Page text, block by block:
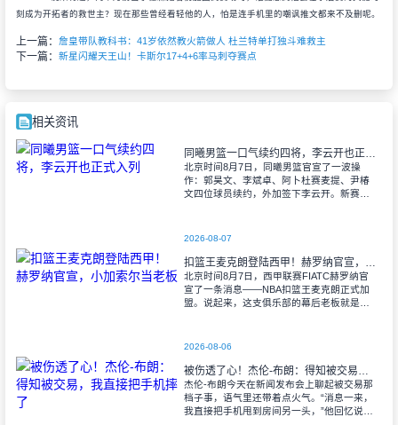
刻成为开拓者的救世主？现在那些曾经看轻他的人，怕是连手机里的嘲讽推文都来不及删呢。
上一篇： 詹皇带队教科书：41岁依然教火箭做人 杜兰特单打独斗难救主
下一篇： 新星闪耀天王山！卡斯尔17+4+6率马刺夺赛点
相关资讯
同曦男篮一口气续约四将，李云开也正式入列
北京时间8月7日，同曦男篮官宣了一波操
作：郭昊文、李斌卓、阿卜杜赛麦提、尹椿
文四位球员续约，外加签下李云开。新赛
2026-08-07
北京时间8月7日，西甲联赛FIATC赫罗纳官
宣了一条消息——NBA扣篮王麦克朗正式加
盟。说起来，这支俱乐部的幕后老板就是前
2026-08-06
被伤透了心！杰伦-布朗：得知被交易，我直接把手机摔了
杰伦-布朗今天在新闻发布会上聊起被交易那
档子事，语气里还带着点火气。“消息一来，
我直接把手机甩到房间另一头，”他回忆说，